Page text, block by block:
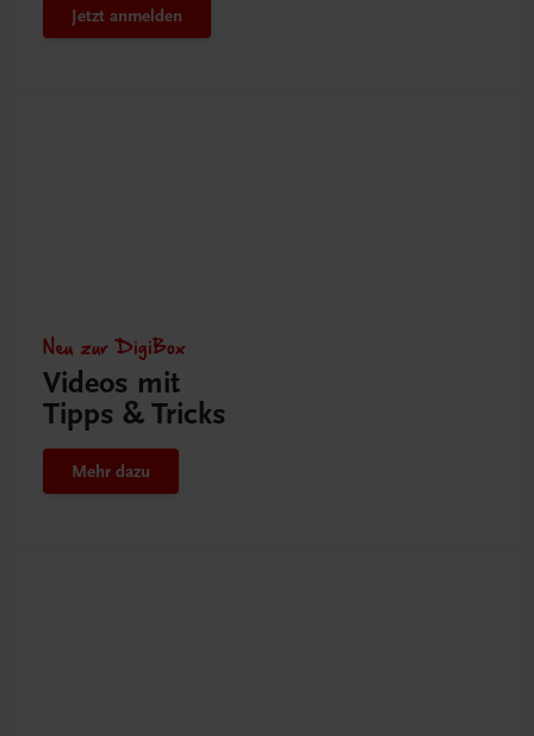
Jetzt anmelden
Neu zur DigiBox
Videos mit
Tipps & Tricks
Mehr dazu